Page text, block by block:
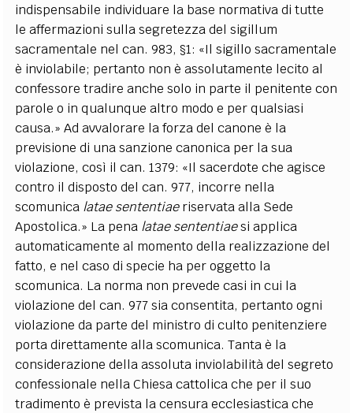
indispensabile individuare la base normativa di tutte
le affermazioni sulla segretezza del sigillum
sacramentale nel can. 983, §1: «Il sigillo sacramentale
è inviolabile; pertanto non è assolutamente lecito al
confessore tradire anche solo in parte il penitente con
parole o in qualunque altro modo e per qualsiasi
causa.» Ad avvalorare la forza del canone è la
previsione di una sanzione canonica per la sua
violazione, così il can. 1379: «Il sacerdote che agisce
contro il disposto del can. 977, incorre nella
scomunica latae sententiaeriservata alla Sede
Apostolica.» La pena latae sententiaesi applica
automaticamente al momento della realizzazione del
fatto, e nel caso di specie ha per oggetto la
scomunica. La norma non prevede casi in cui la
violazione del can. 977 sia consentita, pertanto ogni
violazione da parte del ministro di culto penitenziere
porta direttamente alla scomunica. Tanta è la
considerazione della assoluta inviolabilità del segreto
confessionale nella Chiesa cattolica che per il suo
tradimento è prevista la censura ecclesiastica che